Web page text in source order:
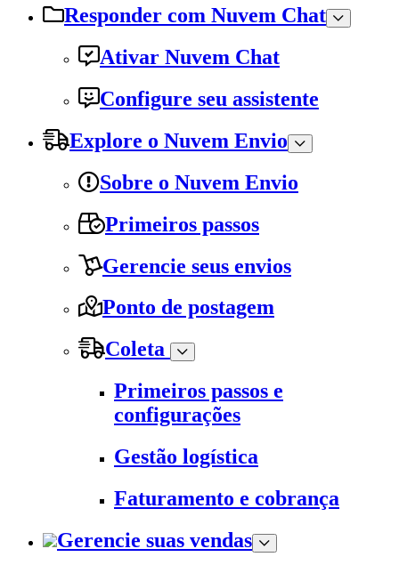
Responder com Nuvem Chat
Ativar Nuvem Chat
Configure seu assistente
Explore o Nuvem Envio
Sobre o Nuvem Envio
Primeiros passos
Gerencie seus envios
Ponto de postagem
Coleta
Primeiros passos e
configurações
Gestão logística
Faturamento e cobrança
Gerencie suas vendas